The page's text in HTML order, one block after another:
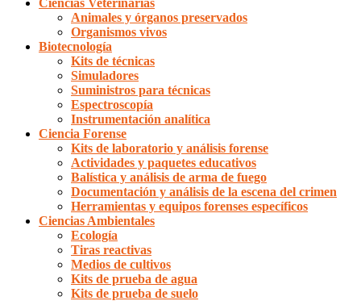
Ciencias Veterinarias
Animales y órganos preservados
Organismos vivos
Biotecnología
Kits de técnicas
Simuladores
Suministros para técnicas
Espectroscopía
Instrumentación analítica
Ciencia Forense
Kits de laboratorio y análisis forense
Actividades y paquetes educativos
Balística y análisis de arma de fuego
Documentación y análisis de la escena del crimen
Herramientas y equipos forenses específicos
Ciencias Ambientales
Ecología
Tiras reactivas
Medios de cultivos
Kits de prueba de agua
Kits de prueba de suelo